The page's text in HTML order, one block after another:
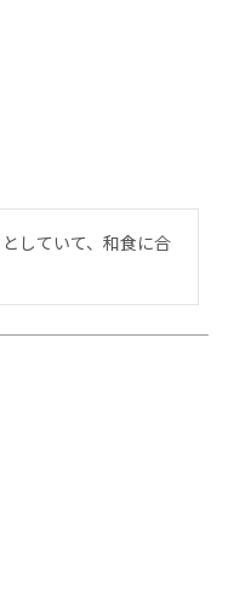
していて、和食に合